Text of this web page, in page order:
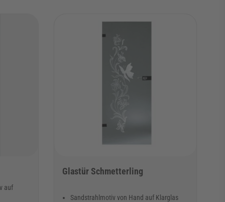
auf
Glastür Schmetterling
Sandstrahlmotiv von Hand auf Klarglas